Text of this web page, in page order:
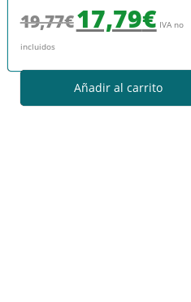
19,77€17,79€ IVA no
incluidos
Añadir al carrito